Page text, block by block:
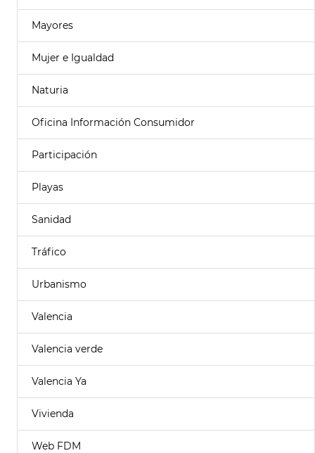
Mayores
Mujer e Igualdad
Naturia
Oficina Información Consumidor
Participación
Playas
Sanidad
Tráfico
Urbanismo
Valencia
Valencia verde
Valencia Ya
Vivienda
Web FDM